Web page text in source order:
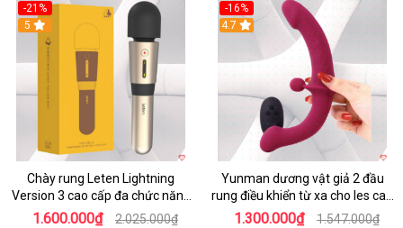
-21%
5
Chày rung Leten Lightning
Version 3 cao cấp đa chức năng
kích thích
1.600.000₫ 2.025.000₫
-16%
4.7
Yunman dương vật giả 2 đầu
rung điều khiển từ xa cho les cao
cấp
1.300.000₫ 1.547.000₫